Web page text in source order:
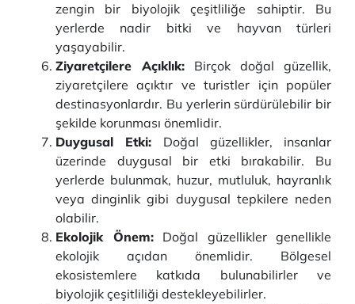
zengin bir biyolojik çeşitliliğe sahiptir. Bu
yerlerde nadir bitki ve hayvan türleri
yaşayabilir.
Ziyaretçilere Açıklık: Birçok doğal güzellik,
ziyaretçilere açıktır ve turistler için popüler
destinasyonlardır. Bu yerlerin sürdürülebilir bir
şekilde korunması önemlidir.
Duygusal Etki: Doğal güzellikler, insanlar
üzerinde duygusal bir etki bırakabilir. Bu
yerlerde bulunmak, huzur, mutluluk, hayranlık
veya dinginlik gibi duygusal tepkilere neden
olabilir.
Ekolojik Önem:Doğal güzellikler genellikle
ekolojik açıdan önemlidir. Bölgesel
ekosistemlere katkıda bulunabilirler ve
biyolojik çeşitliliği destekleyebilirler.